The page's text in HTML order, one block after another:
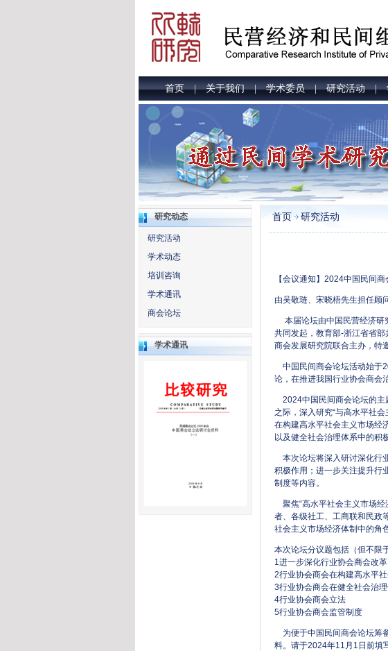
首页|关于我们|学术委员|研究活动|
研究动态
研究活动
学术动态
培训咨询
学术通讯
商会论坛
学术通讯
首页 研究活动
【会议通知】2024中国民间商
由吴敬琏、宋晓梧先生担任顾
本届论坛由中国民营经济研
共同发起，教育部-浙江省省
商会发展研究院联合主办，特
中国民间商会论坛活动始于
论，在推进我国行业协会商会
2024中国民间商会论坛的主
之际，深入研究“与高水平社
在构建高水平社会主义市场经
以及健全社会治理体系中的积
本次论坛将深入研讨深化行
积极作用；进一步关注提升行
制度等内容。
聚焦“高水平社会主义市场经
者、各级社工、工商联和民政
社会主义市场经济体制中的角
本次论坛分议题包括（但不限
1进一步深化行业协会商会改革
2行业协会商会在构建高水平
3行业协会商会在健全社会治
4行业协会商会立法
5行业协会商会监管制度
为便于中国民间商会论坛筹
料。请于2024年11月1日前填